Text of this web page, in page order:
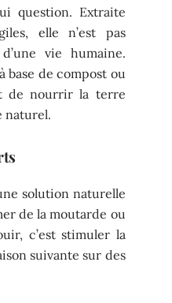
question. Extraite
elle n’est pas
vie humaine.
base de compost ou
de nourrir la terre
naturel.
solution naturelle
de la moutarde ou
c’est stimuler la
suivante sur des